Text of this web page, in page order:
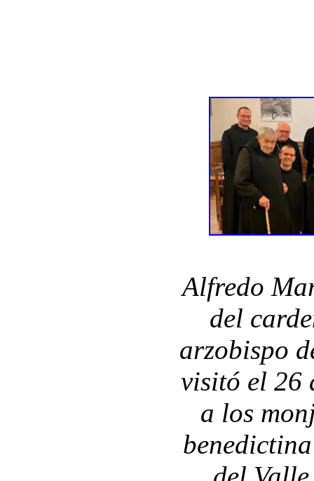
Alfredo
del
arzobispo
visitó el 26
a los